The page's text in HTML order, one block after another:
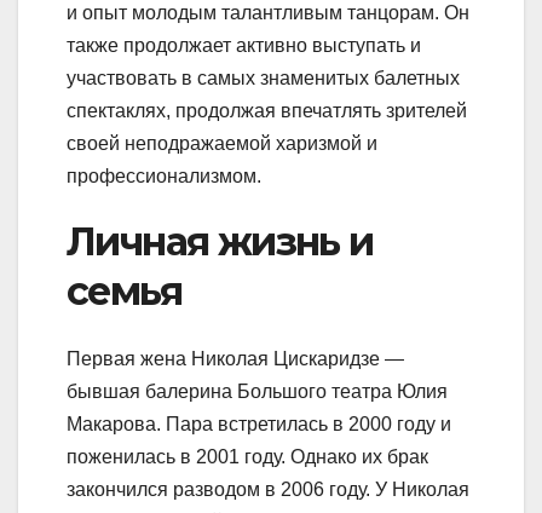
и опыт молодым талантливым танцорам. Он
также продолжает активно выступать и
участвовать в самых знаменитых балетных
спектаклях, продолжая впечатлять зрителей
своей неподражаемой харизмой и
профессионализмом.
Личная жизнь и
семья
Первая жена Николая Цискаридзе —
бывшая балерина Большого театра Юлия
Макарова. Пара встретилась в 2000 году и
поженилась в 2001 году. Однако их брак
закончился разводом в 2006 году. У Николая